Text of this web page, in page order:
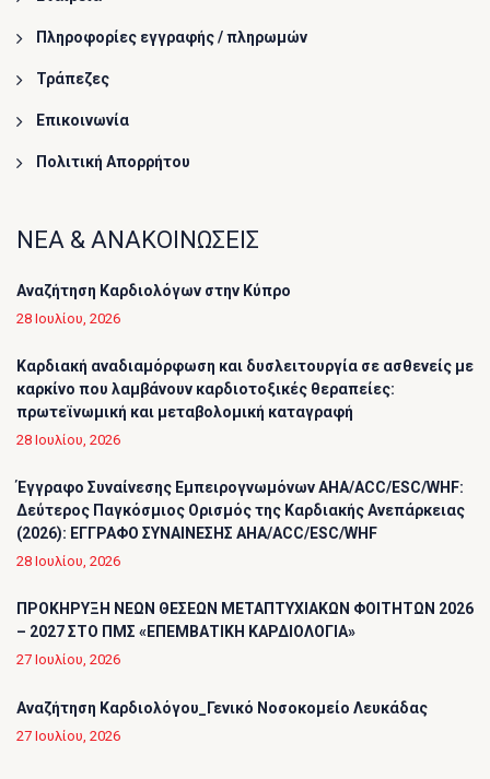
Πληροφορίες εγγραφής / πληρωμών
Τράπεζες
Επικοινωνία
Πολιτική Απορρήτου
ΝΕΑ & ΑΝΑΚΟΙΝΩΣΕΙΣ
Αναζήτηση Καρδιολόγων στην Κύπρο
28 Ιουλίου, 2026
Καρδιακή αναδιαμόρφωση και δυσλειτουργία σε ασθενείς με
καρκίνο που λαμβάνουν καρδιοτοξικές θεραπείες:
πρωτεϊνωμική και μεταβολομική καταγραφή
28 Ιουλίου, 2026
Έγγραφο Συναίνεσης Εμπειρογνωμόνων AHA/ACC/ESC/WHF:
Δεύτερος Παγκόσμιος Ορισμός της Καρδιακής Ανεπάρκειας
(2026): ΕΓΓΡΑΦΟ ΣΥΝΑΙΝΕΣΗΣ AHA/ACC/ESC/WHF
28 Ιουλίου, 2026
ΠΡΟΚΗΡΥΞΗ ΝΕΩΝ ΘΕΣΕΩΝ ΜΕΤΑΠΤΥΧΙΑΚΩΝ ΦΟΙΤΗΤΩΝ 2026
– 2027 ΣΤΟ ΠΜΣ «ΕΠΕΜΒΑΤΙΚΗ ΚΑΡΔΙΟΛΟΓΙΑ»
27 Ιουλίου, 2026
Αναζήτηση Καρδιολόγου_Γενικό Νοσοκομείο Λευκάδας
27 Ιουλίου, 2026